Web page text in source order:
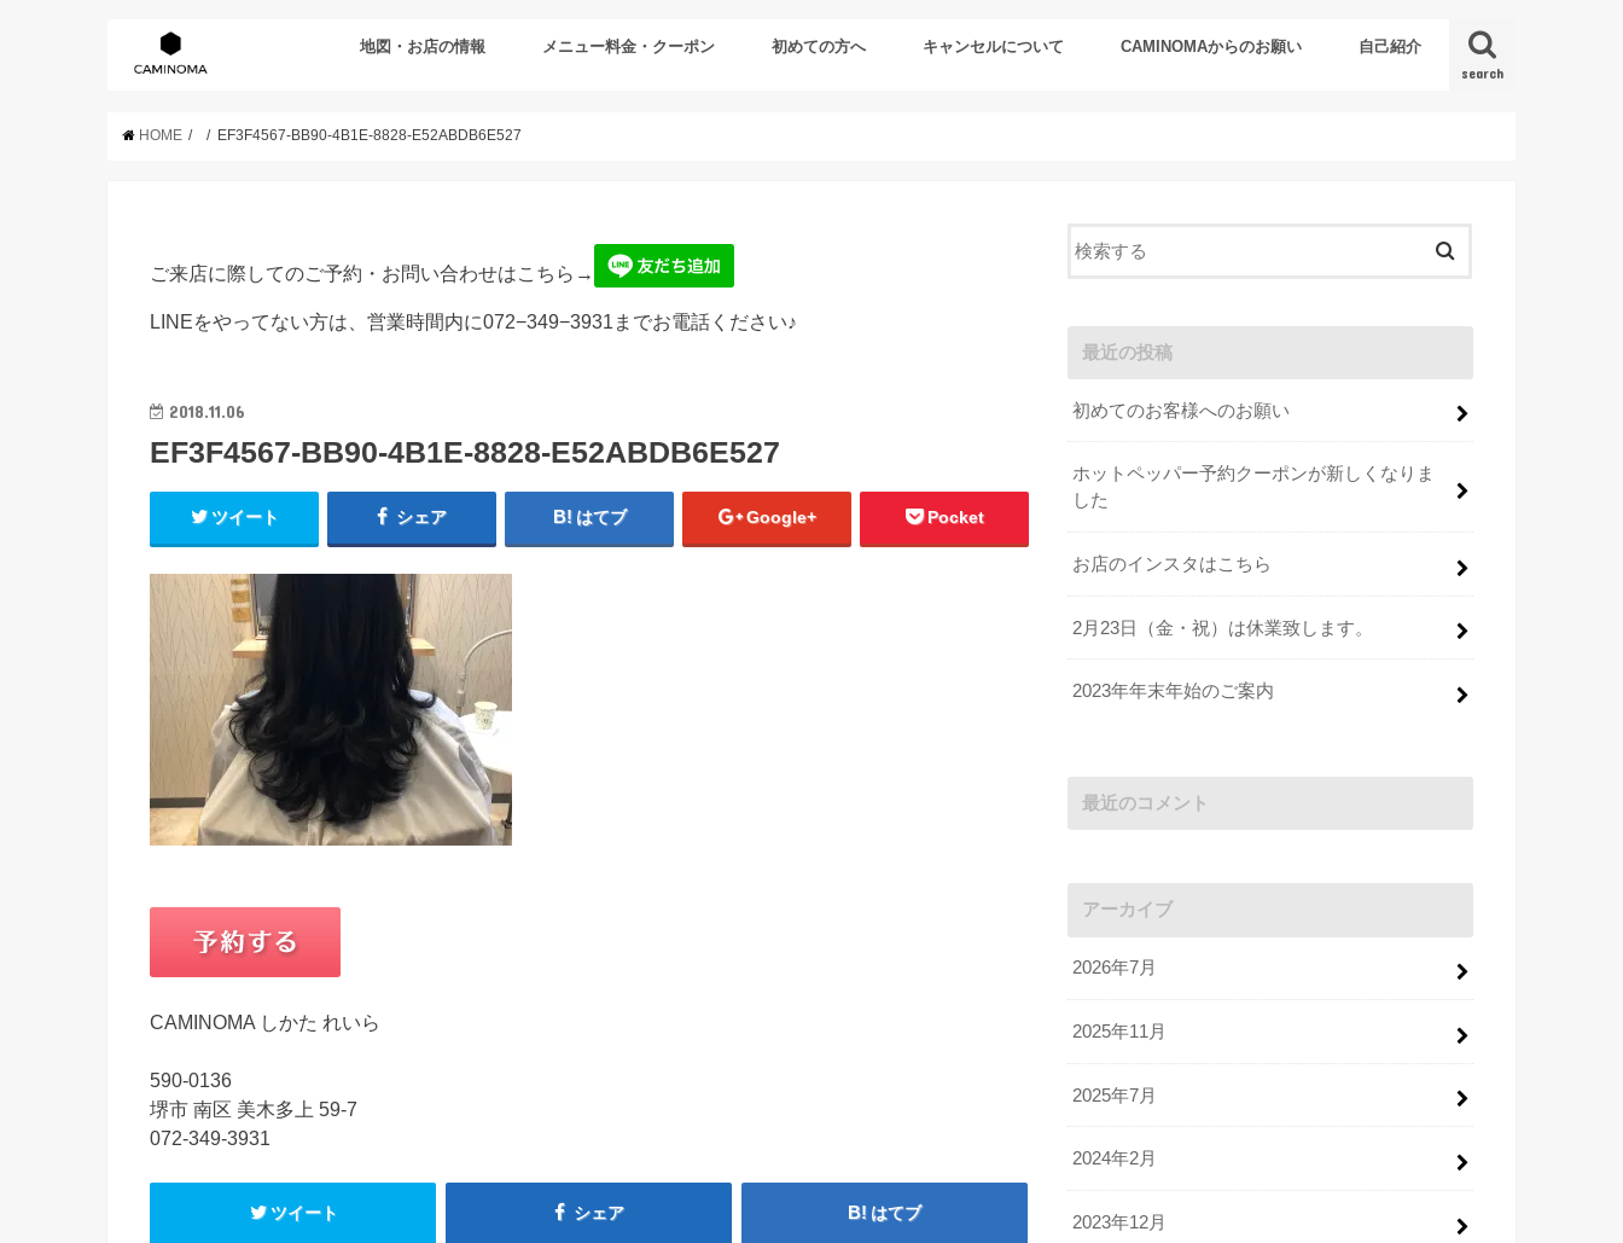
search
地図・お店の情報 メニュー料金・クーポン 初めての方へ キャンセルについて CAMINOMAからのお願い 自己紹介
HOME EF3F4567-BB90-4B1E-8828-E52ABDB6E527
ご来店に際してのご予約・お問い合わせはこちら→
LINEをやってない方は、営業時間内に072−349−3931までお電話ください♪
2018.11.06
EF3F4567-BB90-4B1E-8828-E52ABDB6E527
ツイート シェア はてブ Google+ Pocket
CAMINOMA しかた れいら
590-0136
堺市 南区 美木多上 59-7
072-349-3931
ツイート シェア はてブ
最近の投稿
初めてのお客様へのお願い
ホットペッパー予約クーポンが新しくなりま
した
お店のインスタはこちら
2月23日（金・祝）は休業致します。
2023年年末年始のご案内
最近のコメント
アーカイブ
2026年7月
2025年11月
2025年7月
2024年2月
2023年12月